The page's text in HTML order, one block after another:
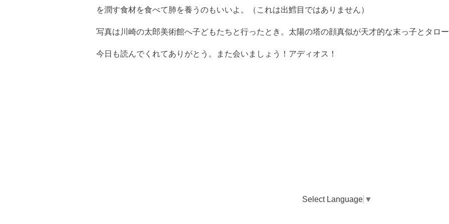
を潤す食材を食べて肺を養うのもいいよ。（これは出鱈目ではありません）
写真は川崎の太郎美術館へ子どもたちと行ったとき。太陽の塔の顔真似が天才的な末っ子とタロ
今日も読んでくれてありがとう。また会いましょう！アディオス！
Select Language ▼